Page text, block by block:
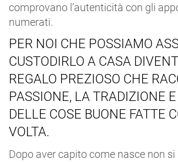
comprovano l’autenticità con gli
numerati.
PER NOI CHE POSSIAMO
CUSTODIRLO A CASA
REGALO PREZIOSO CHE
PASSIONE, LA TRADIZIONE
DELLE COSE BUONE FATTE
VOLTA.
Dopo aver capito come nasce non